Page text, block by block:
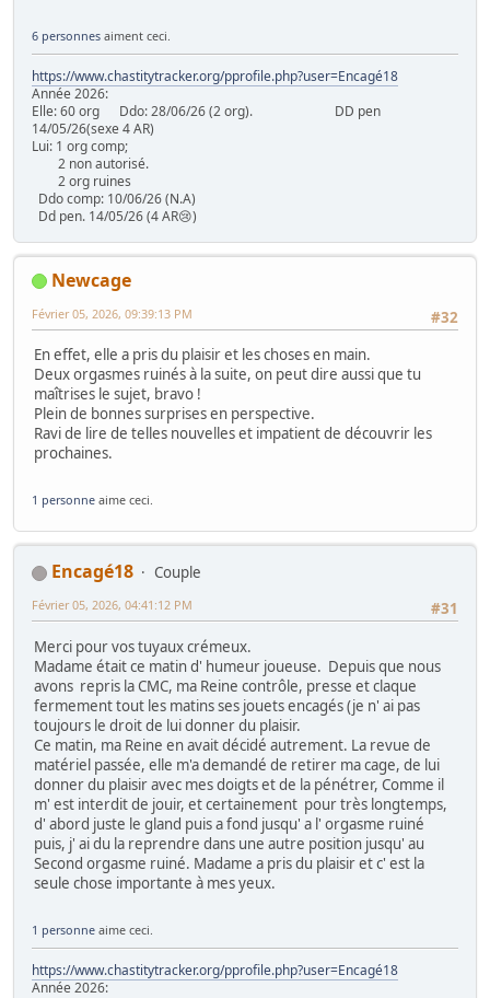
6 personnes aiment ceci.
https://www.chastitytracker.org/pprofile.php?user=Encagé18
Année 2026:
Elle: 60 org Ddo: 28/06/26 (2 org). DD pen
14/05/26(sexe 4 AR)
Lui: 1 org comp;
2 non autorisé.
2 org ruines
Ddo comp: 10/06/26 (N.A)
Dd pen. 14/05/26 (4 AR😢)
Newcage
#32
Février 05, 2026, 09:39:13 PM
En effet, elle a pris du plaisir et les choses en main.
Deux orgasmes ruinés à la suite, on peut dire aussi que tu
maîtrises le sujet, bravo !
Plein de bonnes surprises en perspective.
Ravi de lire de telles nouvelles et impatient de découvrir les
prochaines.
1 personne aime ceci.
Encagé18
Couple
#31
Février 05, 2026, 04:41:12 PM
Merci pour vos tuyaux crémeux.
Madame était ce matin d' humeur joueuse. Depuis que nous
avons repris la CMC, ma Reine contrôle, presse et claque
fermement tout les matins ses jouets encagés (je n' ai pas
toujours le droit de lui donner du plaisir.
Ce matin, ma Reine en avait décidé autrement. La revue de
matériel passée, elle m'a demandé de retirer ma cage, de lui
donner du plaisir avec mes doigts et de la pénétrer, Comme il
m' est interdit de jouir, et certainement pour très longtemps,
d' abord juste le gland puis a fond jusqu' a l' orgasme ruiné
puis, j' ai du la reprendre dans une autre position jusqu' au
Second orgasme ruiné. Madame a pris du plaisir et c' est la
seule chose importante à mes yeux.
1 personne aime ceci.
https://www.chastitytracker.org/pprofile.php?user=Encagé18
Année 2026: